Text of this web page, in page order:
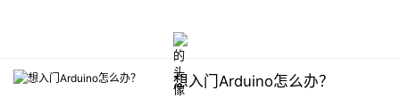
想入门Arduino怎么办？